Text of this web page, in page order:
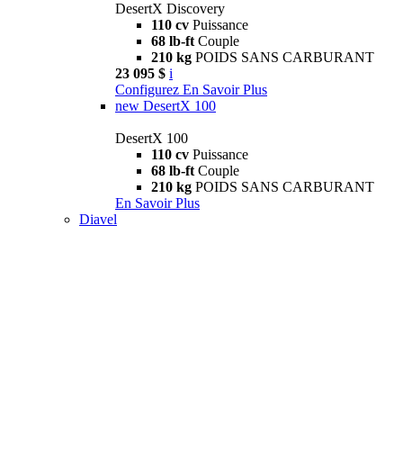
DesertX Discovery
110 cv Puissance
68 lb-ft Couple
210 kg POIDS SANS CARBURANT
23 095 $ i
Configurez En Savoir Plus
new DesertX 100
DesertX 100
110 cv Puissance
68 lb-ft Couple
210 kg POIDS SANS CARBURANT
En Savoir Plus
Diavel